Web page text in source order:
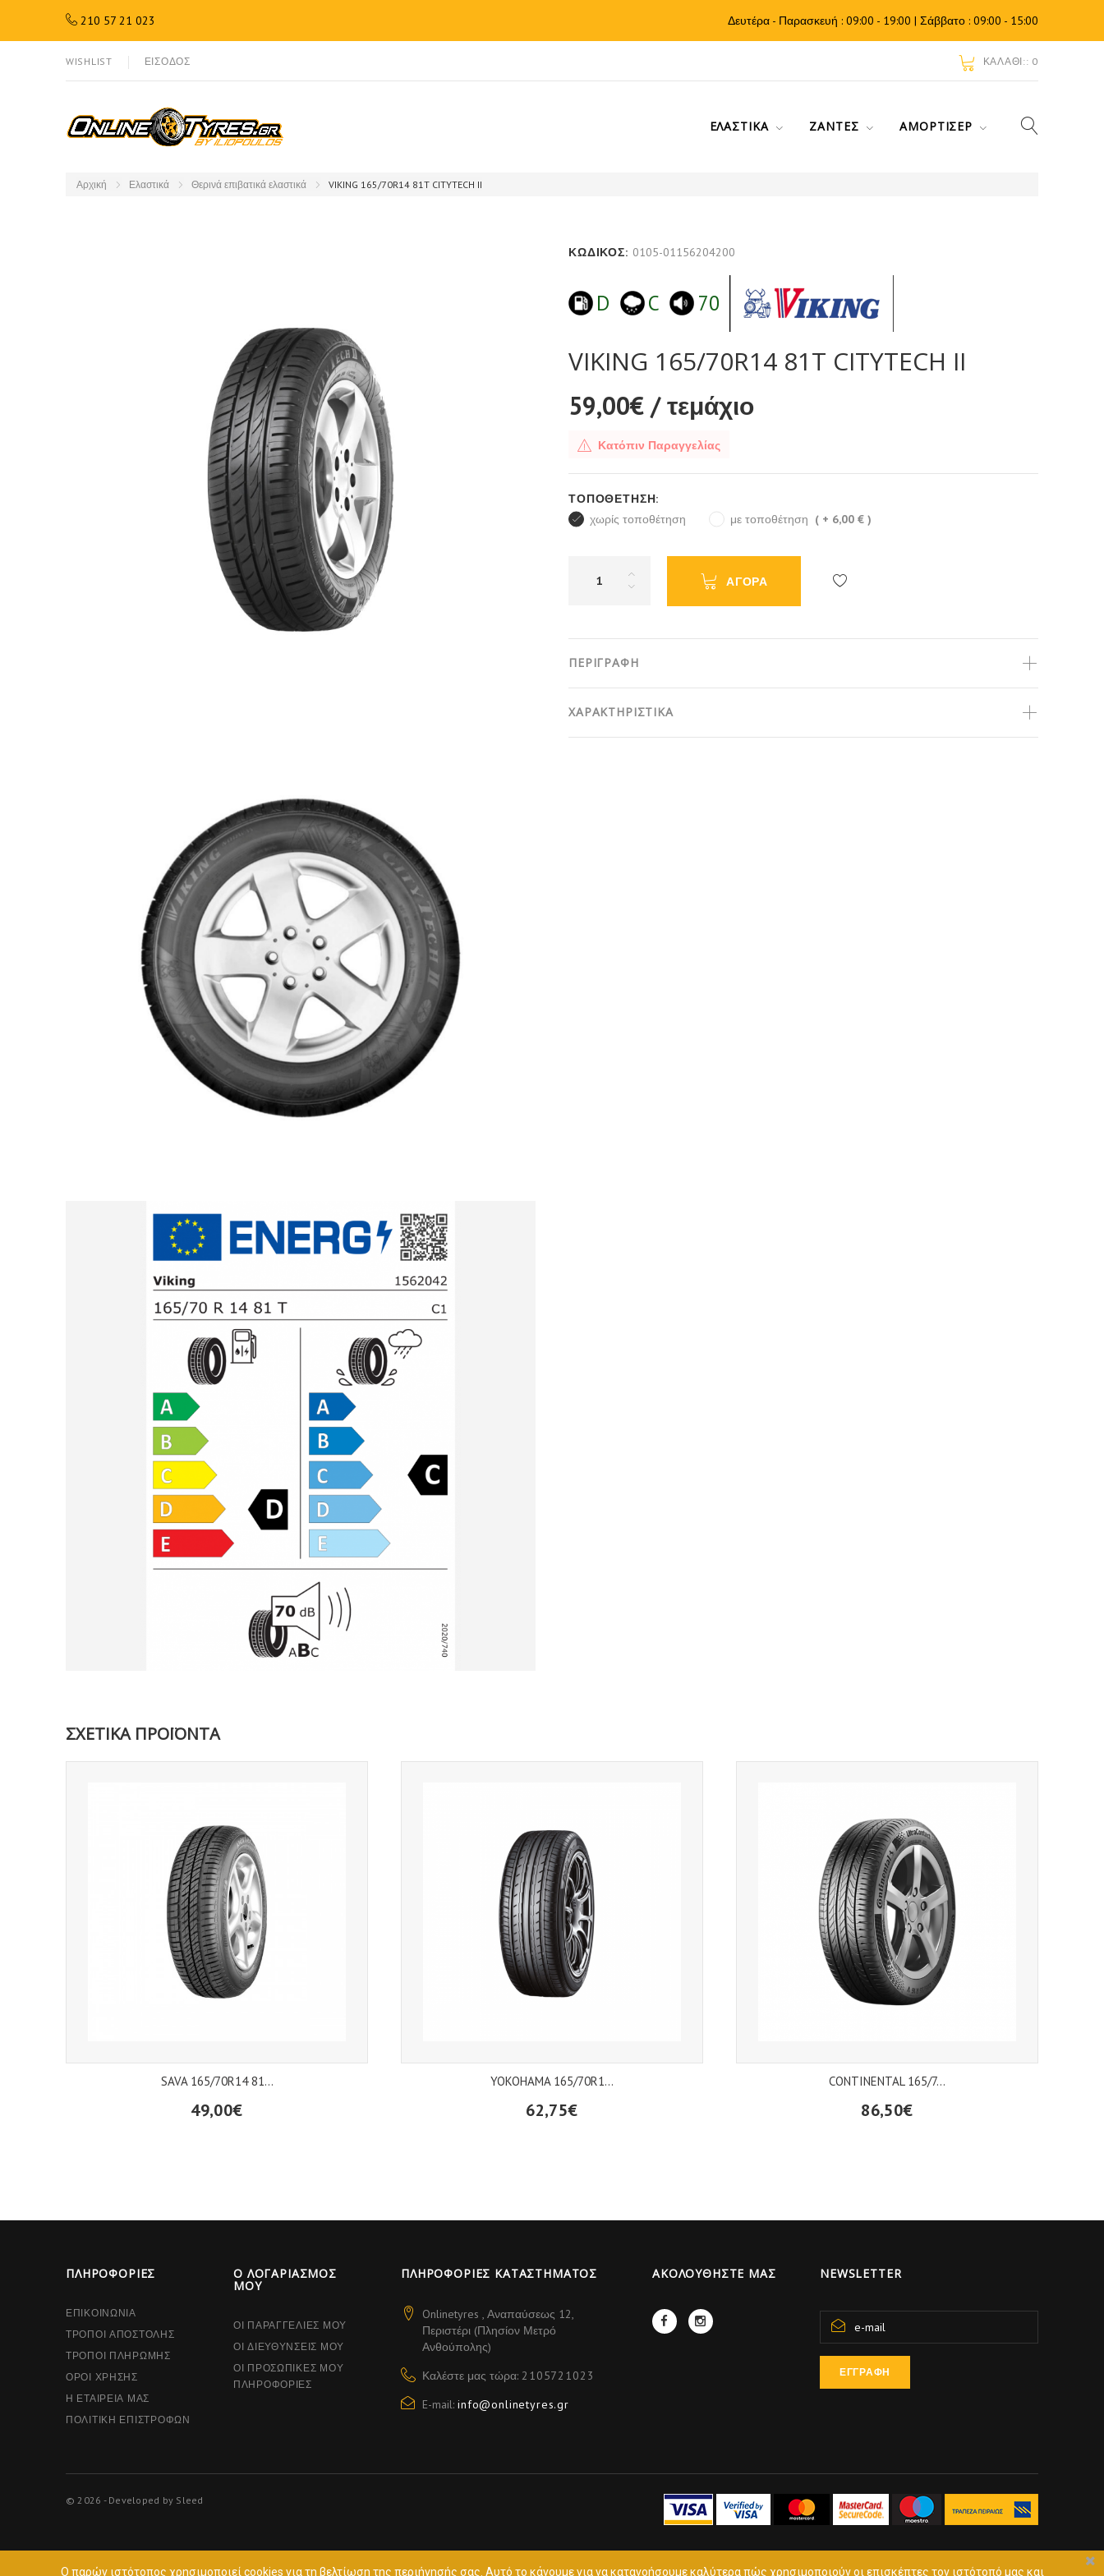
210 57 21 023 Δευτέρα - Παρασκευή : 09:00 - 19:00 | Σάββατο : 09:00 - 15:00
WISHLIST ΕΙΣΟΔΟΣ ΚΑΛΆΘΙ:: 0
ΕΛΑΣΤΙΚΆ ΖΆΝΤΕΣ ΑΜΟΡΤΙΣΈΡ
Αρχική Ελαστικά Θερινά επιβατικά ελαστικά VIKING 165/70R14 81T CITYTECH II
ΚΩΔΙΚΟΣ: 0105-01156204200
D C 70
VIKING 165/70R14 81T CITYTECH II
59,00€ / τεμάχιο
Κατόπιν Παραγγελίας
ΤΟΠΟΘΈΤΗΣΗ:
χωρίς τοποθέτηση
με τοποθέτηση ( + 6,00 € )
ΑΓΟΡΑ
λίστα
ΠΕΡΙΓΡΑΦΗ
ΧΑΡΑΚΤΗΡΙΣΤΙΚΑ
ΣΧΕΤΙΚΑ ΠΡΟΪΟΝΤΑ
SAVA 165/70R14 81...
49,00€
YOKOHAMA 165/70R1...
62,75€
CONTINENTAL 165/7...
86,50€
ΠΛΗΡΟΦΟΡΊΕΣ
ΕΠΙΚΟΙΝΩΝΊΑ
ΤΡΌΠΟΙ ΑΠΟΣΤΟΛΉΣ
ΤΡΌΠΟΙ ΠΛΗΡΩΜΉΣ
ΌΡΟΙ ΧΡΉΣΗΣ
Η ΕΤΑΙΡΕΊΑ ΜΑΣ
ΠΟΛΙΤΙΚΉ ΕΠΙΣΤΡΟΦΏΝ
Ο ΛΟΓΑΡΙΑΣΜΌΣ
ΜΟΥ
ΟΙ ΠΑΡΑΓΓΕΛΊΕΣ ΜΟΥ
ΟΙ ΔΙΕΥΘΎΝΣΕΙΣ ΜΟΥ
ΟΙ ΠΡΟΣΩΠΙΚΈΣ ΜΟΥ
ΠΛΗΡΟΦΟΡΊΕΣ
ΠΛΗΡΟΦΟΡΊΕΣ ΚΑΤΑΣΤΉΜΑΤΟΣ
Onlinetyres , Αναπαύσεως 12,
Περιστέρι (Πλησίον Μετρό
Ανθούπολης)
Καλέστε μας τώρα: 2105721023
E-mail: info@onlinetyres.gr
AΚΟΛΟΥΘΉΣΤΕ ΜΑΣ NEWSLETTER
ΕΓΓΡΑΦΗ
© 2026 - Developed by Sleed
Ο παρών ιστότοπος χρησιμοποιεί cookies για τη βελτίωση της περιήγησής σας. Aυτό το κάνουμε για να κατανοήσουμε καλύτερα πώς χρησιμοποιούν οι επισκέπτες τον ιστότοπό μας και